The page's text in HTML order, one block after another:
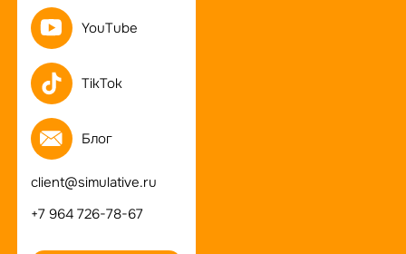
YouTube
TikTok
Блог
client@simulative.ru
+7 964 726-78-67